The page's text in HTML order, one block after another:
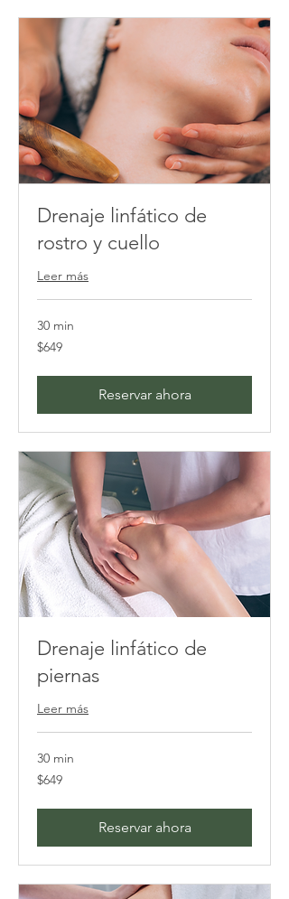
Drenaje linfático de
rostro y cuello
Leer más
30 min
649
pesos
$649
Reservar ahora
Drenaje linfático de
piernas
Leer más
30 min
649
pesos
$649
Reservar ahora